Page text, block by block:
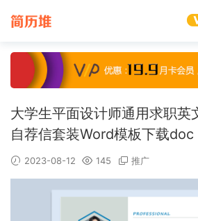
大学生平面设计师通用求职英
自荐信套装Word模板下载doc
2023-08-12 145 推广